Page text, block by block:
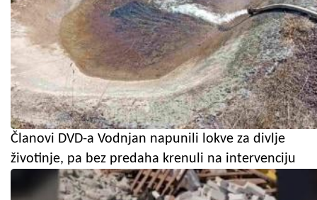
Članovi DVD-a Vodnjan napunili lokve za divlje
životinje, pa bez predaha krenuli na intervenciju